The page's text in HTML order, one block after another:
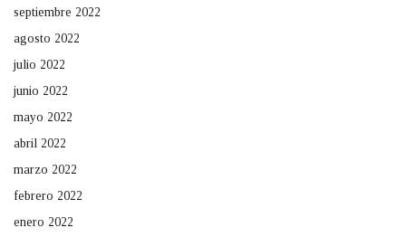
septiembre 2022
agosto 2022
julio 2022
junio 2022
mayo 2022
abril 2022
marzo 2022
febrero 2022
enero 2022